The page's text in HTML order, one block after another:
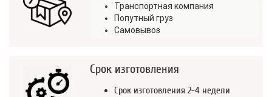
Транспортная компания
Попутный груз
Самовывоз
Срок изготовления
Срок изготовления 2-4 недели